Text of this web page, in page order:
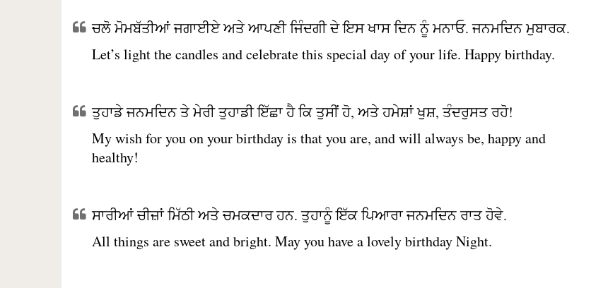
ਚਲੋ ਮੋਮਬੱਤੀਆਂ ਜਗਾਈਏ ਅਤੇ ਆਪਣੀ ਜਿੰਦਗੀ ਦੇ ਇਸ ਖਾਸ ਦਿਨ ਨੂੰ ਮਨਾਓ. ਜਨਮਦਿਨ ਮੁਬਾਰਕ.
Let’s light the candles and celebrate this special day of your life. Happy birthday.
ਤੁਹਾਡੇ ਜਨਮਦਿਨ ਤੇ ਮੇਰੀ ਤੁਹਾਡੀ ਇੱਛਾ ਹੈ ਕਿ ਤੁਸੀਂ ਹੋ, ਅਤੇ ਹਮੇਸ਼ਾਂ ਖੁਸ਼, ਤੰਦਰੁਸਤ ਰਹੋ!
My wish for you on your birthday is that you are, and will always be, happy and
healthy!
ਸਾਰੀਆਂ ਚੀਜ਼ਾਂ ਮਿੱਠੀ ਅਤੇ ਚਮਕਦਾਰ ਹਨ. ਤੁਹਾਨੂੰ ਇੱਕ ਪਿਆਰਾ ਜਨਮਦਿਨ ਰਾਤ ਹੋਵੇ.
All things are sweet and bright. May you have a lovely birthday Night.